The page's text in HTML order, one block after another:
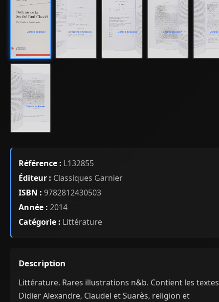
Référence : L132855
Éditeur : Classiques Garnier
ISBN : 9782812430503
Année : 2014
Catégorie : Littérature
Description
Littérature. Rares illustrations n&b. Contient les
Didier Alexandre, Claudel et Suarès, religion et